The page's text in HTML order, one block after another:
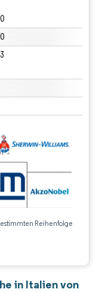
Reihenfolge
in Italien von